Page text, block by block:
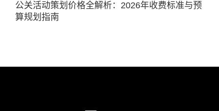
公关活动策划价格全解析：2026年收费标准与预
算规划指南